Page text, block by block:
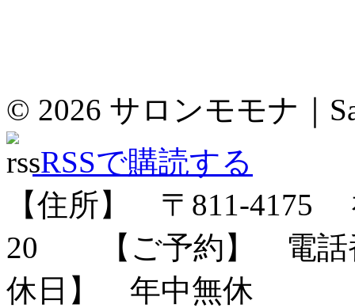
© 2026 サロンモモナ｜
RSSで購読する
【住所】 〒 811-4175
20 【ご予約】 電話
休日】 年中無休